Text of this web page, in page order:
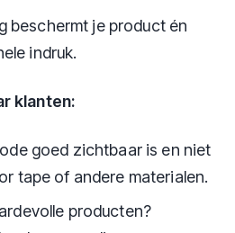
beschermt je product én
indruk.
klanten:
goed zichtbaar is en niet
tape of andere materialen.
producten?